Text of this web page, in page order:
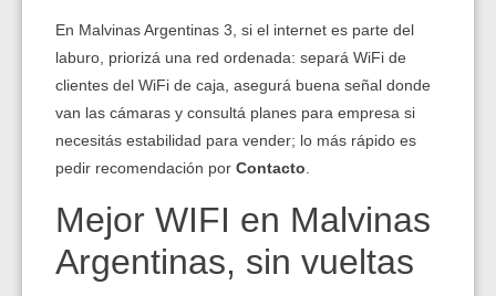
En Malvinas Argentinas 3, si el internet es parte del
laburo, priorizá una red ordenada: separá WiFi de
clientes del WiFi de caja, asegurá buena señal donde
van las cámaras y consultá planes para empresa si
necesitás estabilidad para vender; lo más rápido es
pedir recomendación por Contacto
Mejor WIFI en Malvinas
Argentinas, sin vueltas